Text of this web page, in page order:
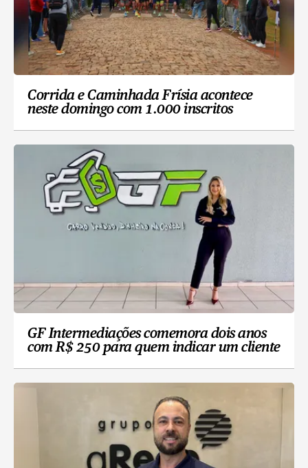
Corrida e Caminhada Frísia acontece
neste domingo com 1.000 inscritos
GF Intermediações comemora dois anos
com R$ 250 para quem indicar um cliente